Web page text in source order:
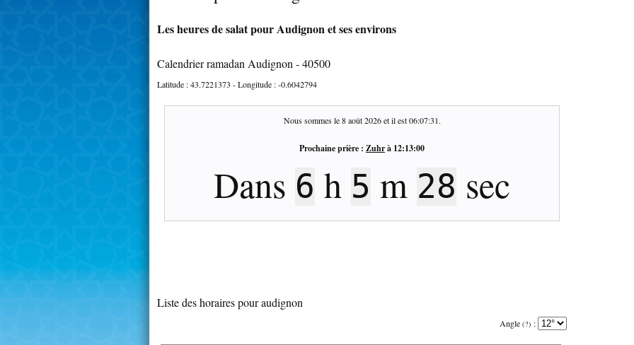
Les heures de salat pour Audignon et ses environs
Calendrier ramadan Audignon - 40500
Latitude :43.7221373 - Longitude :-0.6042794
Nous sommes le8 août 2026et il est06:07:31.
Prochaine prière : Zuhrà 12:13:00
Dans 6 h 5 m 28 sec
Liste des horaires pour audignon
Angle (?) :